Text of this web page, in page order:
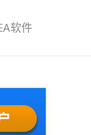
软件